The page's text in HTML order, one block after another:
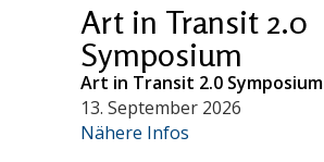
Art in Transit 2.0
Symposium
Art in Transit 2.0 Symposium
13. September 2026
Nähere Infos